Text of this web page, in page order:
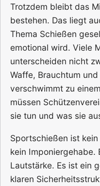
Trotzdem bleibt das
bestehen. Das liegt
Thema Schießen
emotional wird. Viele
unterscheiden nicht
Waffe, Brauchtum
verschwimmt zu
müssen
sie tun und was sie
Sportschießen ist
kein Imponiergehabe.
Lautstärke. Es ist ein
klaren